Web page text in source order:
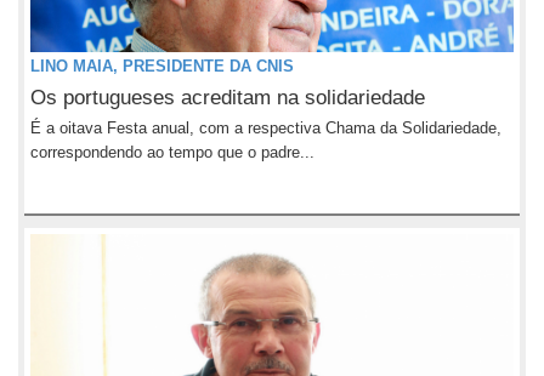
LINO MAIA, PRESIDENTE DA CNIS
Os portugueses acreditam na solidariedade
É a oitava Festa anual, com a respectiva Chama da Solidariedade,
correspondendo ao tempo que o padre...